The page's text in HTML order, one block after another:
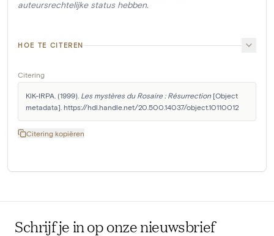
auteursrechtelijke status hebben.
HOE TE CITEREN
Citering
KIK-IRPA. (1999). Les mystères du Rosaire : Résurrection [Object
metadata]. https://hdl.handle.net/20.500.14037/object.10110012
Citering kopiëren
Schrijf je in op onze nieuwsbrief